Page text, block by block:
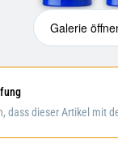
Galerie
dass dieser Artikel mit